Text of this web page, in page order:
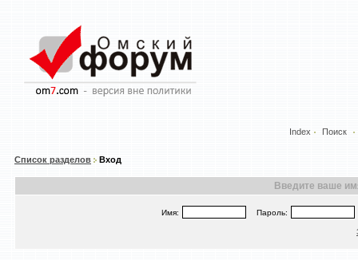
Index Поиск
Список разделов Вход
Введите ваше
Имя: Пароль: